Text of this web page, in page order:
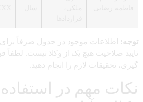
توجه:
اطلاعات موجود در جدول صرفاً برای
تایید صلاحیت هیچ یک از وکلا نیست. لطفاً
گیری، تحقیقات لازم را انجام دهید.
نکات مهم در